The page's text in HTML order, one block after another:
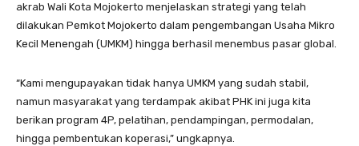
akrab Wali Kota Mojokerto menjelaskan strategi yang telah
dilakukan Pemkot Mojokerto dalam pengembangan Usaha Mikro
Kecil Menengah (UMKM) hingga berhasil menembus pasar global.
“Kami mengupayakan tidak hanya UMKM yang sudah stabil,
namun masyarakat yang terdampak akibat PHK ini juga kita
berikan program 4P, pelatihan, pendampingan, permodalan,
hingga pembentukan koperasi,” ungkapnya.